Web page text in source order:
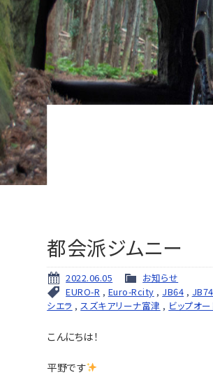
都会派ジムニー
2022.06.05
お知らせ
EURO-R , Euro-Rcity , JB64 , JB74
シエラ , スズキアリーナ富津 , ビップオー
こんにちは！
平野です